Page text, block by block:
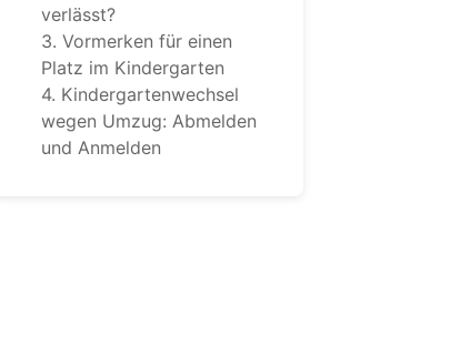
verlässt?
3. Vormerken für einen
Platz im Kindergarten
4. Kindergartenwechsel
wegen Umzug: Abmelden
und Anmelden